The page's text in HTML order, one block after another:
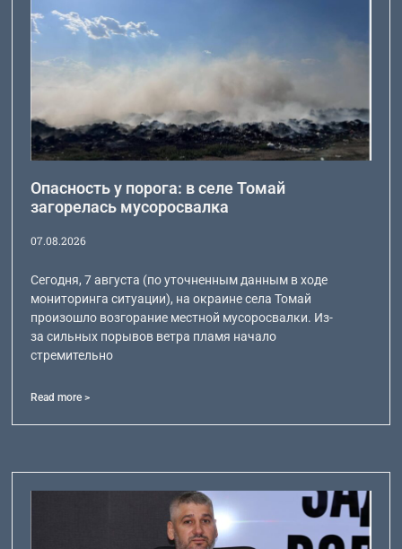
Опасность у порога: в селе Томай
загорелась мусоросвалка
07.08.2026
Сегодня, 7 августа (по уточненным данным в ходе
мониторинга ситуации), на окраине села Томай
произошло возгорание местной мусоросвалки. Из-
за сильных порывов ветра пламя начало
стремительно
Read more >